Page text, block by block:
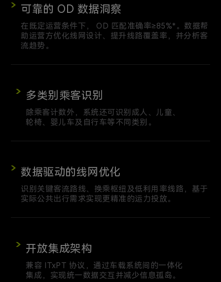
可靠的 OD 数据洞察
在既定运营条件下， OD 匹配准确率≥85%*。数据帮
助运营方优化线网设计、提升线路覆盖率，并分析客
流趋势。
多类别乘客识别
除乘客计数外，系统还可识别成人、儿童、
轮椅、婴儿车及自行车等不同类别。
数据驱动的线网优化
识别关键客流路线、换乘枢纽及低利用率线路，基于
实际公共出行需求实现更精准的运力投放。
开放集成架构
兼容 ITxPT 协议，通过车载系统间的一体化
集成，实现统一数据交互并减少信息孤岛。